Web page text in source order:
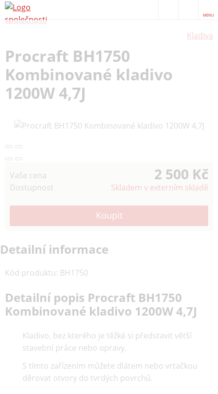
MENU
Kladiva
Procraft BH1750
Kombinované kladivo
1200W 4,7J
Vaše cena 2 500 Kč
Dostupnost Skladem v externím skladě
Detailní informace
Kód produktu: BH1750
Detailní popis Procraft BH1750
Kombinované kladivo 1200W 4,7J
Kladivo, bez kterého je těžké si představit větší
stavební práce nebo opravy.
S tímto zařízením můžete dlátem nebo vrtačkou
děrovat otvory do tvrdých povrchů.